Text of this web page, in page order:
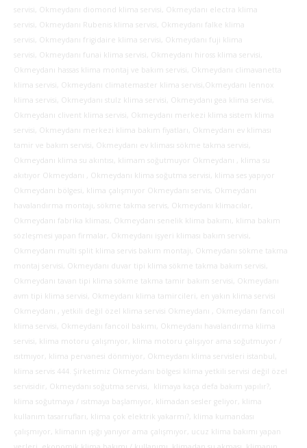
servisi, Okmeydanı diomond klima servisi, Okmeydanı electra klima
servisi, Okmeydanı Rubenis klima servisi, Okmeydanı falke klima
servisi, Okmeydanı frigidaire klima servisi, Okmeydanı fuji klima
servisi, Okmeydanı funai klima servisi, Okmeydanı hiross klima servisi,
Okmeydanı hassas klima montaj ve bakım servisi, Okmeydanı climavanetta
klima servisi, Okmeydanı climatemaster klima servisi,Okmeydanı lennox
klima servisi, Okmeydanı stulz klima servisi, Okmeydanı gea klima servisi,
Okmeydanı clivent klima servisi, Okmeydanı merkezi klima sistem klima
servisi, Okmeydanı merkezi klima bakım fiyatları, Okmeydanı ev kliması
tamir ve bakım servisi, Okmeydanı ev kliması sökme takma servisi,
Okmeydanı klima su akıntısı, klimam soğutmuyor Okmeydanı , klima su
akıtıyor Okmeydanı , Okmeydanı klima soğutma servisi, klima ses yapıyor
Okmeydanı bölgesi, klima çalışmıyor Okmeydanı servis, Okmeydanı
havalandırma montajı, sökme takma servis, Okmeydanı klimacılar,
Okmeydanı fabrika kliması, Okmeydanı senelik klima bakımı, klima bakım
sözleşmesi yapan firmalar, Okmeydanı işyeri kliması bakım servisi,
Okmeydanı multi split klima servis bakım montajı, Okmeydanı sökme takma
montaj servisi, Okmeydanı duvar tipi klima sökme takma bakım servisi,
Okmeydanı tavan tipi klima sökme takma tamir bakım servisi, Okmeydanı
avm tipi klima servisi, Okmeydanı klima tamircileri, en yakın klima servisi
Okmeydanı , yetkili değil özel klima servisi Okmeydanı , Okmeydanı fancoil
klima servisi, Okmeydanı fancoil bakımı, Okmeydanı havalandırma klima
servisi, klima motoru çalışmıyor, klima motoru çalışıyor ama soğutmuyor /
ısıtmıyor, klima pervanesi dönmiyor, Okmeydanı klima servisleri istanbul,
klima servis 444. Şirketimiz Okmeydanı bölgesi klima yetkili servisi değil özel
servisidir, Okmeydanı soğutma servisi, klimaya kaça defa bakım yapılır?,
klima soğutmaya / ısıtmaya başlamıyor, klimadan sesler geliyor, klima
kullanım tasarrufları, klima çok elektrik yakarmı?, klima kumandası
çalışmıyor, klimanın ışığı yanıyor ama çalışmıyor, ucuz klima bakımı yapan